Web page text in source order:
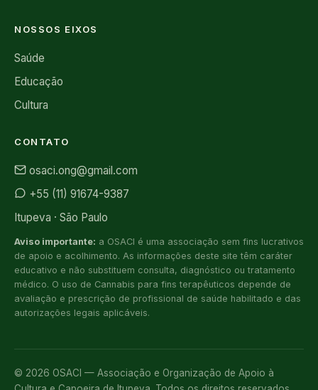
NOSSOS EIXOS
Saúde
Educação
Cultura
CONTATO
osaci.ong@gmail.com
+55 (11) 91674-9387
Itupeva · São Paulo
Aviso importante: a OSACI é uma associação sem fins lucrativos
de apoio e acolhimento. As informações deste site têm caráter
educativo e não substituem consulta, diagnóstico ou tratamento
médico. O uso de Cannabis para fins terapêuticos depende de
avaliação e prescrição de profissional de saúde habilitado e das
autorizações legais aplicáveis.
© 2026 OSACI — Associação e Organização de Apoio à